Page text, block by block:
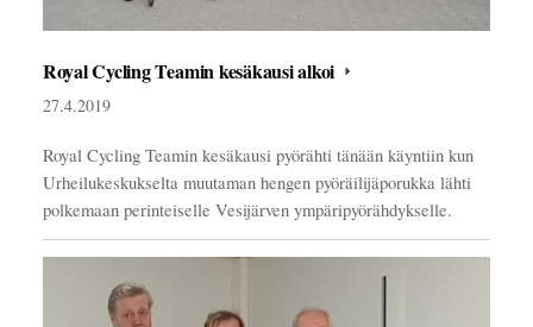
Royal Cycling Teamin kesäkausi alkoi
27.4.2019
Royal Cycling Teamin kesäkausi pyörähti tänään käyntiin kun
Urheilukeskukselta muutaman hengen pyöräilijäporukka lähti
polkemaan perinteiselle Vesijärven ympäripyörähdykselle.